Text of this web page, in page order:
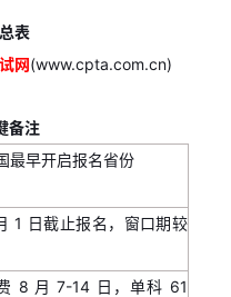
表
网(www.cpta.com.cn)
备注
最早开启报名省份
1 日截止报名，窗口期较
8 月 7-14 日，单科 61